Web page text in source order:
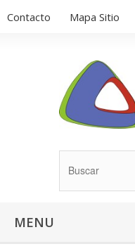
Contacto Mapa Sitio
MENU